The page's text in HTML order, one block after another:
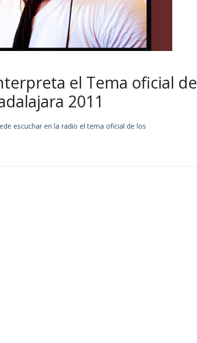
el Tema oficial de
2011
escuchar en la radio el tema oficial de los